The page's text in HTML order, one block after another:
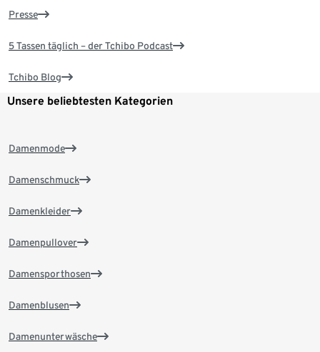
Presse
5 Tassen täglich – der Tchibo Podcast
Tchibo Blog
Unsere beliebtesten Kategorien
Damenmode
Damenschmuck
Damenkleider
Damenpullover
Damensporthosen
Damenblusen
Damenunterwäsche